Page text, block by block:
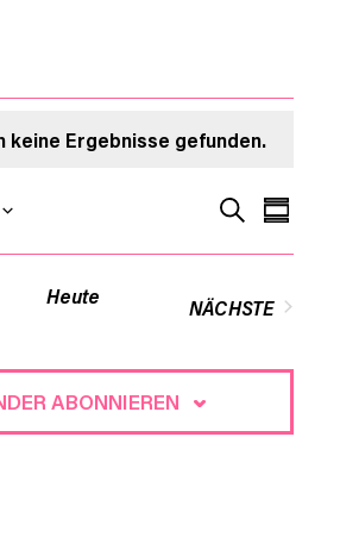
keine Ergebnisse gefunden.
Suche
und
SUCHE
Heute
NÄCHSTE
ABONNIEREN